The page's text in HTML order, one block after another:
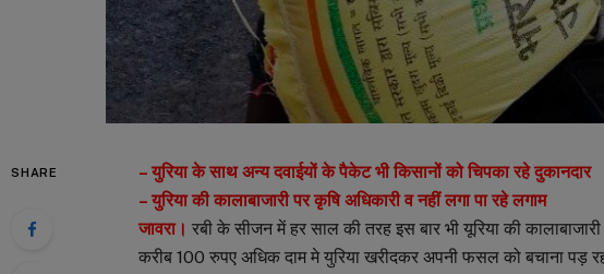
SHARE
– युरिया के साथ अन्य दवाईयों के पैकेट भी किसानों को चिपका रहे दुकानदार
– युरिया की कालाबाजारी पर कृषि अधिकारी व नहीं लगा पा रहे लगाम
जावरा। रबी के सीजन में हर साल की तरह इस बार भी यूरिया की
करीब 100 रुपए अधिक दाम मे युरिया खरीदकर अपनी फसल को बचाना पड़